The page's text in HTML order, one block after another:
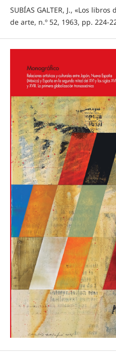
SUBÍAS GALTER, J., «Los
de arte, n.º 52, 1963, pp. 224-